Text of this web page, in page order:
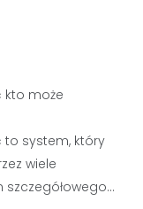
kto może
to system, który
wiele
szczegółowego…